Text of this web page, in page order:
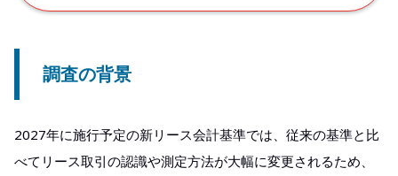
調査の背景
2027年に施行予定の新リース会計基準では、従来の基準と比
べてリース取引の認識や測定方法が大幅に変更されるため、